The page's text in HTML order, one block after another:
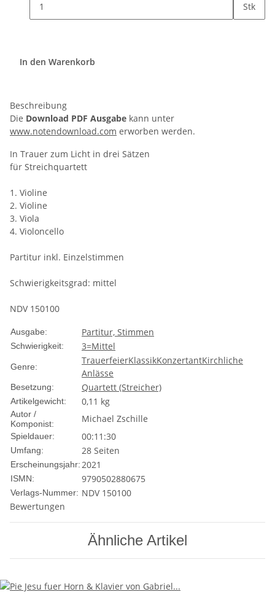
Stk
In den Warenkorb
Beschreibung
Die Download PDF Ausgabe kann unter
www.notendownload.com erworben werden.
In Trauer zum Licht in drei Sätzen
für Streichquartett
1. Violine
2. Violine
3. Viola
4. Violoncello
Partitur inkl. Einzelstimmen
Schwierigkeitsgrad: mittel
NDV 150100
Ausgabe: Partitur, Stimmen
Schwierigkeit: 3=Mittel
Genre:
TrauerfeierKlassikKonzertantKirchliche
Anlässe
Besetzung: Quartett (Streicher)
Artikelgewicht: 0,11 kg
Autor /
Komponist:
Michael Zschille
Spieldauer: 00:11:30
Umfang: 28 Seiten
Erscheinungsjahr:2021
ISMN: 9790502880675
Verlags-Nummer: NDV 150100
Bewertungen
Ähnliche Artikel